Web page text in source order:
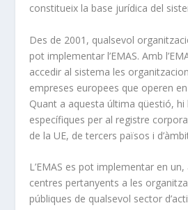
constitueix la base jurídica del
Des de 2001, qualsevol
pot implementar l’EMAS. Amb
accedir al sistema les
empreses europees que operen
Quant a aquesta última qüestió, hi
específiques per al registre
de la UE, de tercers països i
L’EMAS es pot implementar en
centres pertanyents a les
públiques de qualsevol sector